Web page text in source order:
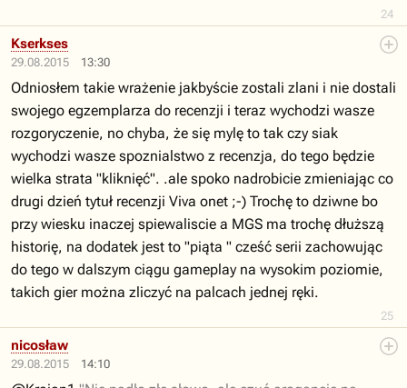
24
29.08.2015 13:30
25
Kserkses
Odniosłem takie wrażenie jakbyście zostali zlani i nie dostali
swojego egzemplarza do recenzji i teraz wychodzi wasze
rozgoryczenie, no chyba, że się mylę to tak czy siak
wychodzi wasze spoznialstwo z recenzja, do tego będzie
wielka strata "kliknięć". .ale spoko nadrobicie zmieniając co
drugi dzień tytuł recenzji Viva onet ;-) Trochę to dziwne bo
przy wiesku inaczej spiewaliscie a MGS ma trochę dłuższą
historię, na dodatek jest to "piąta " cześć serii zachowując
do tego w dalszym ciągu gameplay na wysokim poziomie,
takich gier można zliczyć na palcach jednej ręki.
29.08.2015 14:10
nicosław